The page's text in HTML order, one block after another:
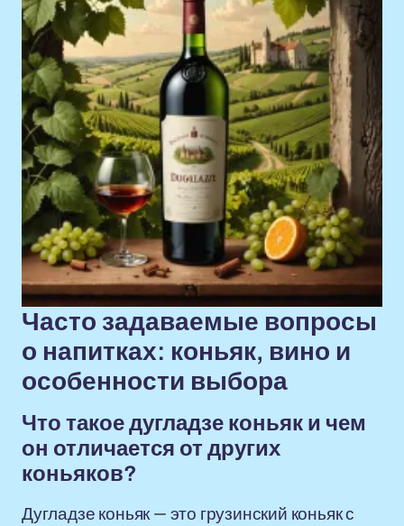
Часто задаваемые вопросы
о напитках: коньяк, вино и
особенности выбора
Что такое дугладзе коньяк и чем
он отличается от других
коньяков?
Дугладзе коньяк — это грузинский коньяк с